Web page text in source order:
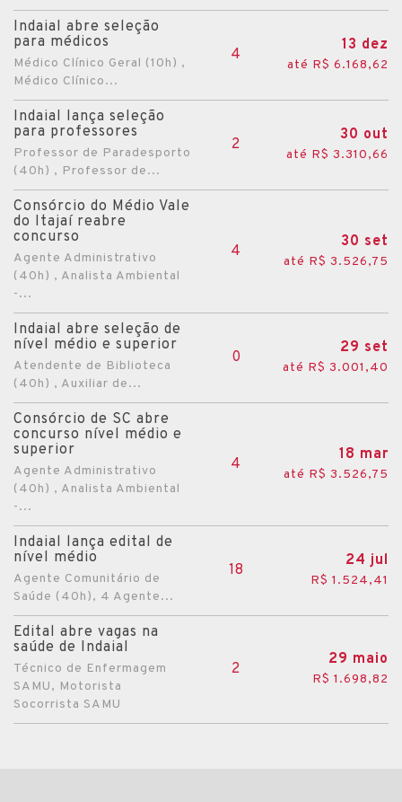
Indaial abre seleção
para médicos
Médico Clínico Geral (10h) ,
Médico Clínico...
4
13 dez
até R$ 6.168,62
Indaial lança seleção
para professores
Professor de Paradesporto
(40h) , Professor de...
2
30 out
até R$ 3.310,66
Consórcio do Médio Vale
do Itajaí reabre
concurso
Agente Administrativo
(40h) , Analista Ambiental
-...
4
30 set
até R$ 3.526,75
Indaial abre seleção de
nível médio e superior
Atendente de Biblioteca
(40h) , Auxiliar de...
0
29 set
até R$ 3.001,40
Consórcio de SC abre
concurso nível médio e
superior
Agente Administrativo
(40h) , Analista Ambiental
-...
4
18 mar
até R$ 3.526,75
Indaial lança edital de
nível médio
Agente Comunitário de
Saúde (40h), 4 Agente...
18
24 jul
R$ 1.524,41
Edital abre vagas na
saúde de Indaial
Técnico de Enfermagem
SAMU, Motorista
Socorrista SAMU
2
29 maio
R$ 1.698,82